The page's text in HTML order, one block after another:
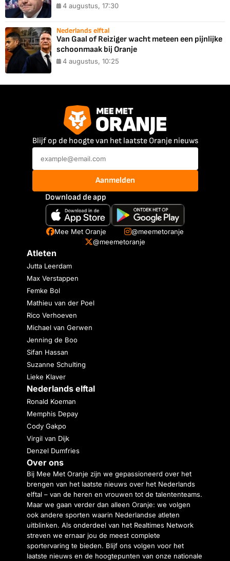
4 augustus, 17:30
Nederlands elftal
Van Gaal of Reiziger wacht meteen een pijnlijke
schoonmaak bij Oranje
4 augustus, 10:25
Blijf op de hoogte van het laatste Oranje nieuws
Aanmelden
Download de app
Mee Met Oranje
@meemetoranje
@meemetoranje
Atleten
Jutta Leerdam
Max Verstappen
Femke Bol
Mathieu van der Poel
Rico Verhoeven
Michael van Gerwen
Jenning de Boo
Sifan Hassan
Suzanne Schulting
Lieke Klaver
Nederlands elftal
Ronald Koeman
Memphis Depay
Cody Gakpo
Virgil van Dijk
Denzel Dumfries
Over ons
Bij Mee Met Oranje zijn we gepassioneerd over het
brengen van het laatste nieuws over het Nederlands
elftal – van de heren en vrouwen tot de talententeams.
Maar we gaan verder dan alleen Oranje: we volgen
ook andere sporten waarin Nederlandse atleten
uitblinken. Als onderdeel van het Realtimes Network
streven we ernaar jou de meest complete
sportervaring te bieden. Blijf ons volgen voor het
laatste nieuws en de hoogtepunten van onze nationale